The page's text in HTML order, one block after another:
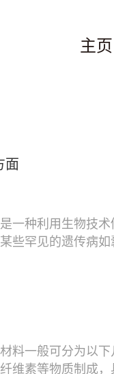
主页
面
一种利用生物技
些罕见的遗传病如
料一般可分为以
维素等物质制成，